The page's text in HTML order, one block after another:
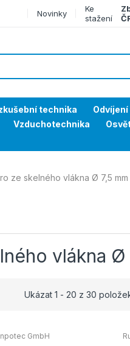
Novinky
Ke
stažení
technika
Vzduchotechnika
ze skelného vlákna Ø 7,5 mm
vlákna Ø
Ukázat 1 - 20 z 30
GmbH